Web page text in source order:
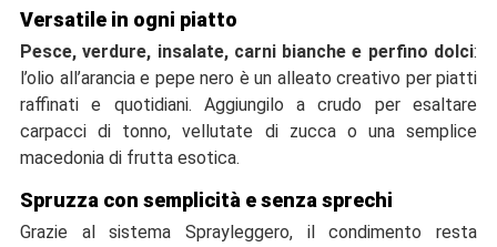
Versatile in ogni piatto
Pesce, verdure, insalate, carni bianche e perfino dolci:
l’olio all’arancia e pepe nero è un alleato creativo per piatti
raffinati e quotidiani. Aggiungilo a crudo per esaltare
carpacci di tonno, vellutate di zucca o una semplice
macedonia di frutta esotica.
Spruzza con semplicità e senza sprechi
Grazie al sistema Sprayleggero, il condimento resta